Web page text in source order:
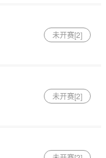
未开赛[2]
未开赛[2]